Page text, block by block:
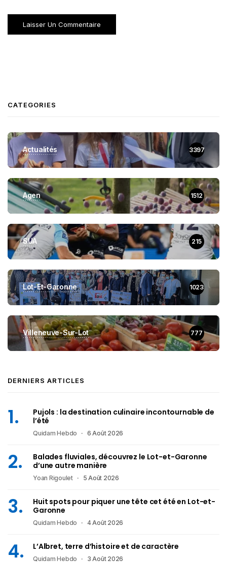
CATEGORIES
Actualités 3397
Agen 1512
SUA 215
Lot-Et-Garonne 1023
Villeneuve-Sur-Lot 777
DERNIERS ARTICLES
Pujols : la destination culinaire incontournable de
l’été
Quidam Hebdo 6 Août 2026
Balades fluviales, découvrez le Lot-et-Garonne
d’une autre manière
Yoan Rigoulet 5 Août 2026
Huit spots pour piquer une tête cet été en Lot-et-
Garonne
Quidam Hebdo 4 Août 2026
L’Albret, terre d’histoire et de caractère
Quidam Hebdo 3 Août 2026